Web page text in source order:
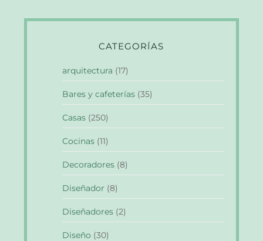
CATEGORÍAS
arquitectura (17)
Bares y cafeterías (35)
Casas (250)
Cocinas (11)
Decoradores (8)
Diseñador (8)
Diseñadores (2)
Diseño (30)